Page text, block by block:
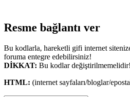
Resme bağlantı ver
Bu kodlarla, hareketli gifi internet
foruma entegre edebilirsiniz!
DİKKAT: Bu kodlar değiştirilmemelidir!
HTML: (internet sayfaları/bloglar/